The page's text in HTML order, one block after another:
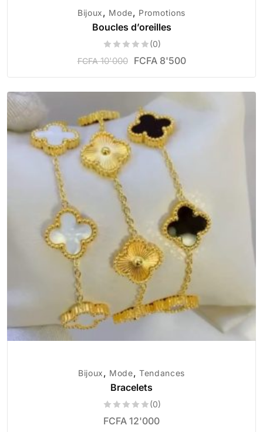
Bijoux, Mode, Promotions
Boucles d’oreilles
(0)
FCFA10'000 FCFA8'500
Bijoux, Mode, Tendances
Bracelets
(0)
FCFA 12'000